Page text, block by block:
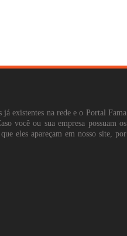
já existentes na rede e o Portal Fama
você ou sua empresa possuam os
eles apareçam em nosso site, por